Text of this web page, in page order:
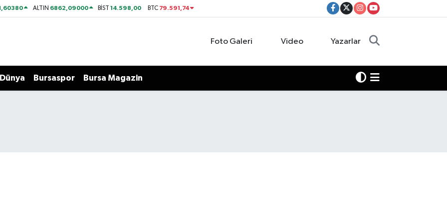
ALTIN 6862,09000 BİST14.598,00 BTC 79.591,74
Foto Galeri Video Yazarlar
Dünya Bursaspor Bursa Magazin